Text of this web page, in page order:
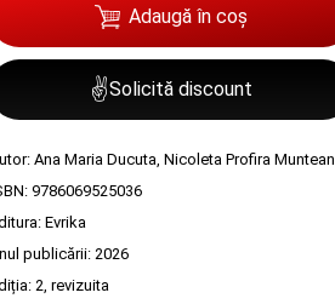
Adaugă în coș
✌Solicită discount
Ana Maria Ducuta, Nicoleta Profira Muntean
9786069525036
Evrika
publicării:2026
2, revizuita